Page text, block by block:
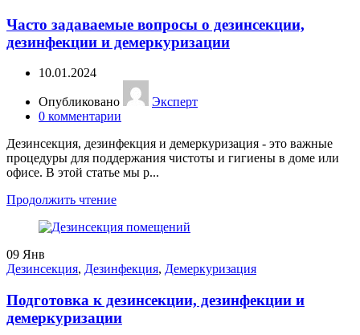
Часто задаваемые вопросы о дезинсекции,
дезинфекции и демеркуризации
10.01.2024
Опубликовано
Эксперт
0 комментарии
Дезинсекция, дезинфекция и демеркуризация - это важные
процедуры для поддержания чистоты и гигиены в доме или
офисе. В этой статье мы р...
Продолжить чтение
09 Янв
Дезинсекция, Дезинфекция, Демеркуризация
Подготовка к дезинсекции, дезинфекции и
демеркуризации